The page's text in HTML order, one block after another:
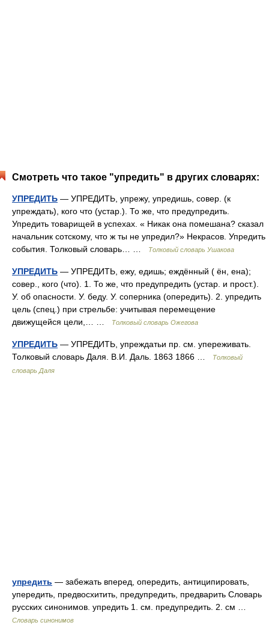
Смотреть что такое "упредить" в других словарях:
УПРЕДИТЬ — УПРЕДИТЬ, упрежу, упредишь, совер. (к
упреждать), кого что (устар.). То же, что предупредить.
Упредить товарищей в успехах. « Никак она помешана? сказал
начальник сотскому, что ж ты не упредил?» Некрасов. Упредить
события. Толковый словарь… …
Толковый словарь Ушакова
УПРЕДИТЬ — УПРЕДИТЬ, ежу, едишь; еждённый ( ён, ена);
совер., кого (что). 1. То же, что предупредить (устар. и прост.).
У. об опасности. У. беду. У. соперника (опередить). 2. упредить
цель (спец.) при стрельбе: учитывая перемещение
движущейся цели,… …
Толковый словарь Ожегова
УПРЕДИТЬ — УПРЕДИТЬ, упреждатьи пр. см. упереживать.
Толковый словарь Даля. В.И. Даль. 1863 1866 …
Толковый
словарь Даля
упредить — забежать вперед, опередить, антиципировать,
упередить, предвосхитить, предупредить, предварить Словарь
русских синонимов. упредить 1. см. предупредить. 2. см …
Словарь синонимов